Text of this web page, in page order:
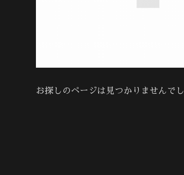
お探しのページは見つかりませんでし